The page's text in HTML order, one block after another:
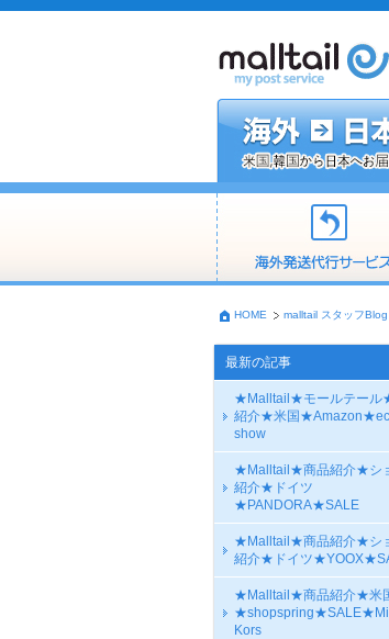
HOME malltail スタッフBlog
最新の記事
★Malltail★モールテール
紹介★米国
show
★Malltail★商品紹介★シ
紹介★ドイツ
★PANDORA★SALE
★Malltail★商品紹介★シ
紹介★ドイツ
★Malltail★商品紹介★米
Kors